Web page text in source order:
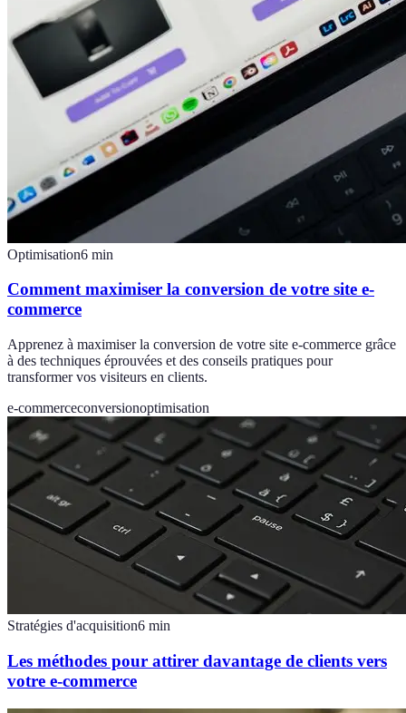
Optimisation6 min
Comment maximiser la conversion de votre site e-
commerce
Apprenez à maximiser la conversion de votre site e-commerce grâce
à des techniques éprouvées et des conseils pratiques pour
transformer vos visiteurs en clients.
e-commerceconversionoptimisation
Stratégies d'acquisition6 min
Les méthodes pour attirer davantage de clients vers
votre e-commerce